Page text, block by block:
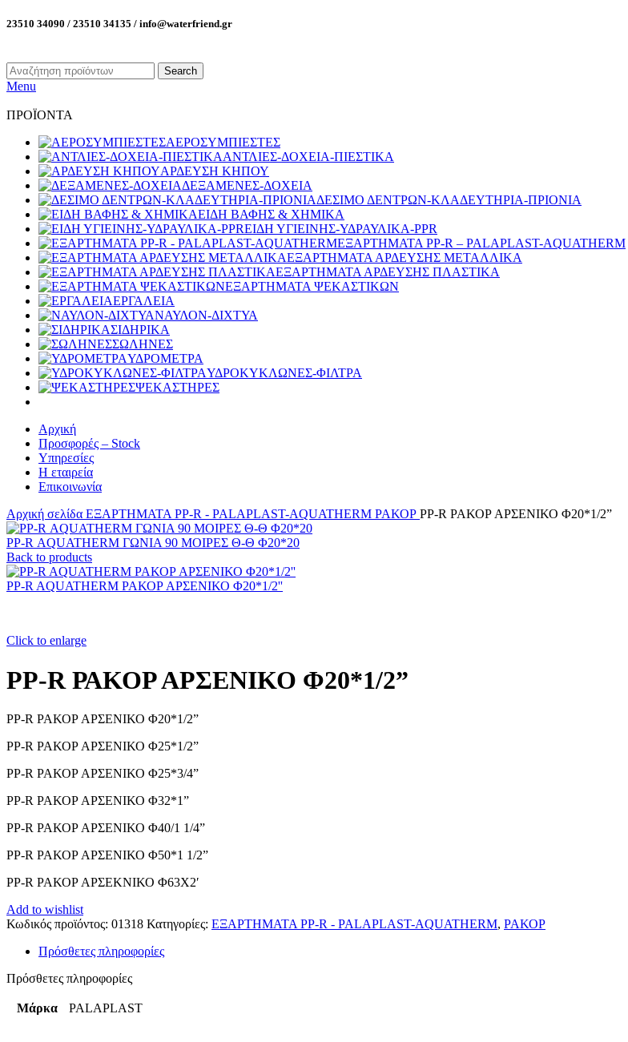
23510 34090 / 23510 34135 / info@waterfriend.gr
Search
Menu
ΠΡΟΪΟΝΤΑ
ΑΕΡΟΣΥΜΠΙΕΣΤΕΣ
ΑΝΤΛΙΕΣ-ΔΟΧΕΙΑ-ΠΙΕΣΤΙΚΑ
ΑΡΔΕΥΣΗ ΚΗΠΟΥ
ΔΕΞΑΜΕΝΕΣ-ΔΟΧΕΙΑ
ΔΕΣΙΜΟ ΔΕΝΤΡΩΝ-ΚΛΑΔΕΥΤΗΡΙΑ-ΠΡΙΟΝΙΑ
ΕΙΔΗ ΒΑΦΗΣ & ΧΗΜΙΚΑ
ΕΙΔΗ ΥΓΙΕΙΝΗΣ-ΥΔΡΑΥΛΙΚΑ-PPR
ΕΞΑΡΤΗΜΑΤΑ PP-R – PALAPLAST-AQUATHERM
ΕΞΑΡΤΗΜΑΤΑ ΑΡΔΕΥΣΗΣ ΜΕΤΑΛΛΙΚΑ
ΕΞΑΡΤΗΜΑΤΑ ΑΡΔΕΥΣΗΣ ΠΛΑΣΤΙΚΑ
ΕΞΑΡΤΗΜΑΤΑ ΨΕΚΑΣΤΙΚΩΝ
ΕΡΓΑΛΕΙΑ
ΝΑΥΛΟΝ-ΔΙΧΤΥΑ
ΣΙΔΗΡΙΚΑ
ΣΩΛΗΝΕΣ
ΥΔΡΟΜΕΤΡΑ
ΥΔΡΟΚΥΚΛΩΝΕΣ-ΦΙΛΤΡΑ
ΨΕΚΑΣΤΗΡΕΣ
Αρχική
Προσφορές – Stock
Υπηρεσίες
Η εταιρεία
Επικοινωνία
Αρχική σελίδα ΕΞΑΡΤΗΜΑΤΑ PP-R - PALAPLAST-AQUATHERM ΡΑΚΟΡ PP-R ΡΑΚΟΡ ΑΡΣΕΝΙΚΟ Φ20*1/2”
PP-R ΑQUATHERM ΓΩΝΙΑ 90 ΜΟΙΡΕΣ Θ-Θ Φ20*20
Back to products
PP-R AQUATHERM ΡΑΚΟΡ ΑΡΣΕΝΙΚΟ Φ20*1/2''
Click to enlarge
PP-R ΡΑΚΟΡ ΑΡΣΕΝΙΚΟ Φ20*1/2”
PP-R ΡΑΚΟΡ ΑΡΣΕΝΙΚΟ Φ20*1/2”
PP-R ΡΑΚΟΡ ΑΡΣΕΝΙΚΟ Φ25*1/2”
PP-R ΡΑΚΟΡ ΑΡΣΕΝΙΚΟ Φ25*3/4”
PP-R ΡΑΚΟΡ ΑΡΣΕΝΙΚΟ Φ32*1”
PP-R ΡΑΚΟΡ ΑΡΣΕΝΙΚΟ Φ40/1 1/4”
PP-R ΡΑΚΟΡ ΑΡΣΕΝΙΚΟ Φ50*1 1/2”
ΡΡ-R ΡΑΚΟΡ ΑΡΣΕΚΝΙΚΟ Φ63Χ2′
Add to wishlist
Κωδικός προϊόντος: 01318 Κατηγορίες: ΕΞΑΡΤΗΜΑΤΑ PP-R - PALAPLAST-AQUATHERM, ΡΑΚΟΡ
Πρόσθετες πληροφορίες
Πρόσθετες πληροφορίες
Μάρκα PALAPLAST